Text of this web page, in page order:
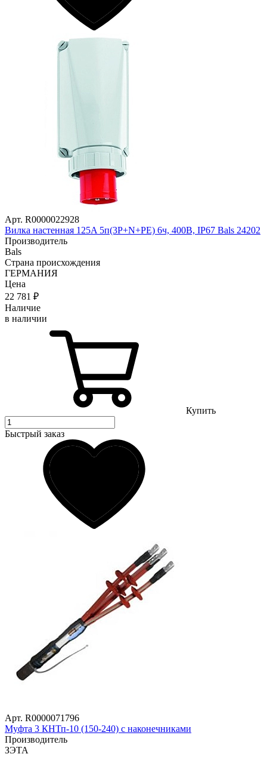
Арт. R0000022928
Вилка настенная 125A 5п(3P+N+PE) 6ч, 400В, IP67 Bals 24202
Производитель
Bals
Страна происхождения
ГЕРМАНИЯ
Цена
22 781 ₽
Наличие
в наличии
Купить
Быстрый заказ
Арт. R0000071796
Муфта 3 КНТп-10 (150-240) с наконечниками
Производитель
ЗЭТА